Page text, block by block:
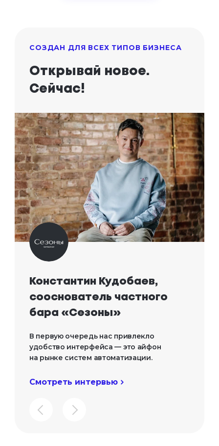
СОЗДАН ДЛЯ ВСЕХ ТИПОВ БИЗНЕСА
Открывай новое.
Сейчас!
Константин Кудобаев,
сооснователь частного
бара «Сезоны»
В первую очередь нас привлекло
удобство интерфейса — это айфон
на рынке систем автоматизации.
Смотреть интервью